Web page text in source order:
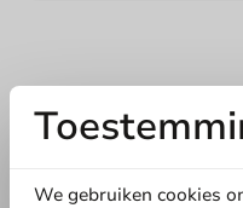
We gebruiken cookies